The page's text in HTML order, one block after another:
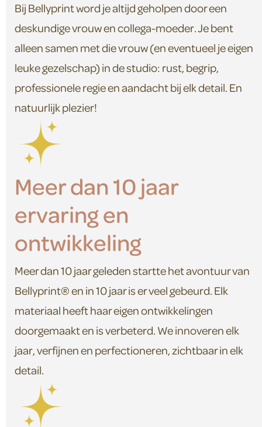
Bij Bellyprint word je altijd geholpen door een
deskundige vrouw en collega-moeder. Je bent
alleen samen met die vrouw (en eventueel je eigen
leuke gezelschap) in de studio: rust, begrip,
professionele regie en aandacht bij elk detail. En
natuurlijk plezier!
Meer dan 10 jaar
ervaring en
ontwikkeling
Meer dan 10 jaar geleden startte het avontuur van
Bellyprint® en in 10 jaar is er veel gebeurd. Elk
materiaal heeft haar eigen ontwikkelingen
doorgemaakt en is verbeterd. We innoveren elk
jaar, verfijnen en perfectioneren, zichtbaar in elk
detail.